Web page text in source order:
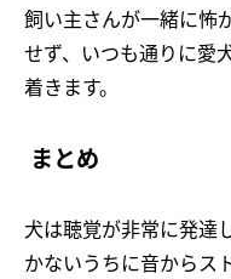
飼い主さんが一緒に怖
せず、いつも通りに愛
着きます。
まとめ
犬は聴覚が非常に発達
かないうちに音からス